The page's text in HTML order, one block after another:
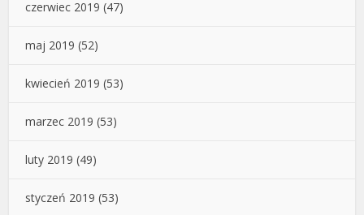
czerwiec 2019 (47)
maj 2019 (52)
kwiecień 2019 (53)
marzec 2019 (53)
luty 2019 (49)
styczeń 2019 (53)